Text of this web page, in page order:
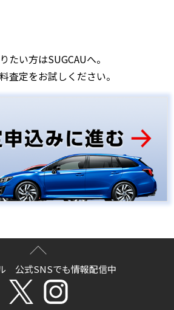
たい方はSUGCAUへ。
査定をお試しください。
公式SNSでも情報配信中